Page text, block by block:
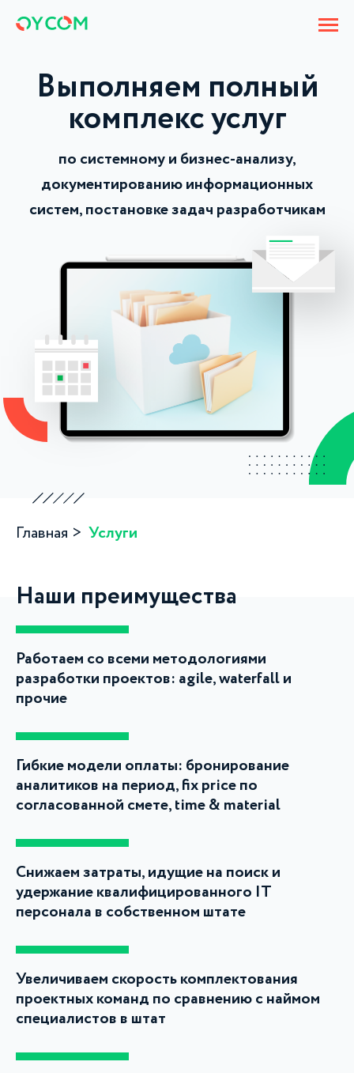
Выполняем полный
комплекс услуг
по системному и бизнес-анализу,
документированию информационных
систем, постановке задач разработчикам
Главная Услуги
Наши преимущества
Работаем со всеми методологиями
разработки проектов: agile, waterfall и
прочие
Гибкие модели оплаты: бронирование
аналитиков на период, fix price по
согласованной смете, time & material
Снижаем затраты, идущие на поиск и
удержание квалифицированного IT
персонала в собственном штате
Увеличиваем скорость комплектования
проектных команд по сравнению с наймом
специалистов в штат